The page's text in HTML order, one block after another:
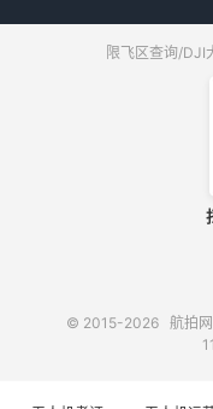
限飞区查询/DJI
© 2015-2026 航拍网